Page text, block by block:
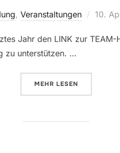
, Veranstaltungen 10.
Jahr den LINK zur
zu unterstützen. …
MEHR ÜBER „TEAM-
LESEN